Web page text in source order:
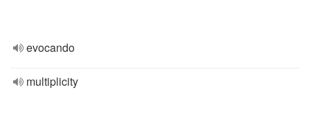
evocando
multiplicity